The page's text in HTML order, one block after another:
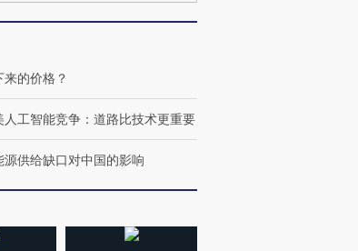
视线｜被称为“蟑螂”的印
育部长拱下台
视线｜“入侵”还是“人道危
飞地休达
来的价格？
人工智能竞争：道路比技术更重要
源供给缺口对中国的影响